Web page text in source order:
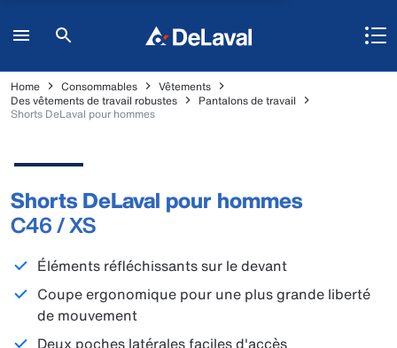
Home Consommables
Vêtements
Des vêtements de travail robustes
Pantalons de travail
Shorts DeLaval pour hommes
Shorts DeLaval pour hommes
C46 / XS
Éléments réfléchissants sur le devant
Coupe ergonomique pour une plus grande liberté
de mouvement
Deux poches latérales faciles d'accès